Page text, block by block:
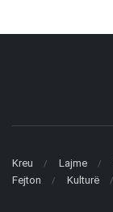
Kreu Lajme
Fejton
Kulturë